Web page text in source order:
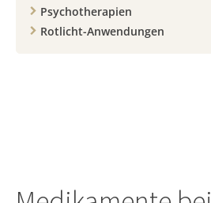
Psychotherapien
Rotlicht-Anwendungen